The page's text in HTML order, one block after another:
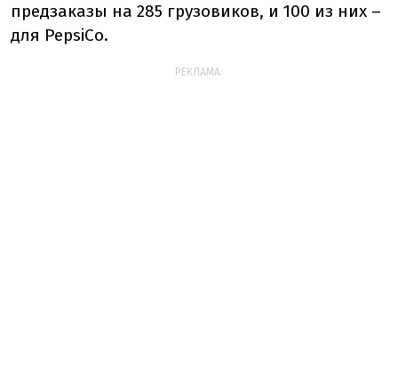
предзаказы на 285 грузовиков, и 100 из них –
для PepsiCo.
РЕКЛАМА: